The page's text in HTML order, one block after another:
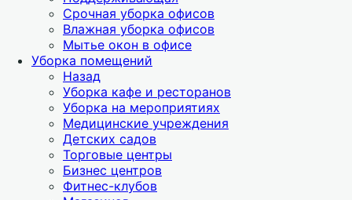
Срочная уборка офисов
Влажная уборка офисов
Мытье окон в офисе
Уборка помещений
Назад
Уборка кафе и ресторанов
Уборка на мероприятиях
Медицинские учреждения
Детских садов
Торговые центры
Бизнес центров
Фитнес-клубов